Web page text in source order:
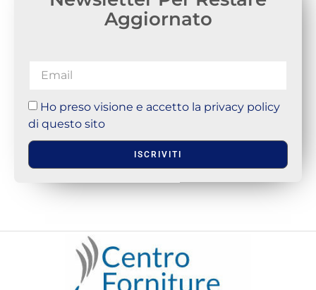
Aggiornato
Ho preso visione e accetto la privacy policy
di questo sito
ISCRIVITI